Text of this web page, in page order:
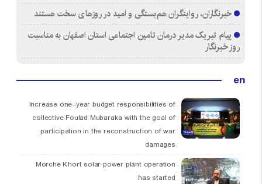
خبرنگاران، روایتگران هم‌بستگی و امید در روزهای سخت هستند
پیام تبریک مدیر درمان تامین اجتماعی استان اصفهان به مناسبت
روز خبرنگار
en
Increase one-year budget responsibilities of
collective Foulad Mubaraka with the goal of
participation in the reconstruction of war
damages
Morche Khort solar power plant operation
has started